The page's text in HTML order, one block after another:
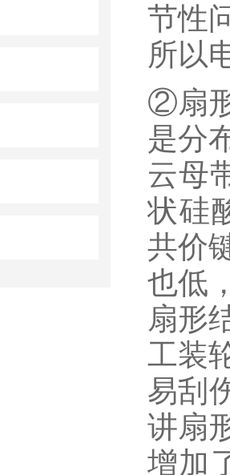
节性
所以
②扇
是分
云母
状硅
共价
也低
扇形
工装
易刮
讲扇
增加